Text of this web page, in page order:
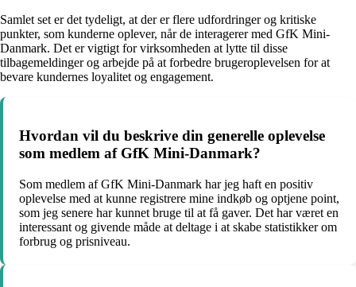
Samlet set er det tydeligt, at der er flere udfordringer og kritiske
punkter, som kunderne oplever, når de interagerer med GfK Mini-
Danmark. Det er vigtigt for virksomheden at lytte til disse
tilbagemeldinger og arbejde på at forbedre brugeroplevelsen for at
bevare kundernes loyalitet og engagement.
Hvordan vil du beskrive din generelle oplevelse
som medlem af GfK Mini-Danmark?
Som medlem af GfK Mini-Danmark har jeg haft en positiv
oplevelse med at kunne registrere mine indkøb og optjene point,
som jeg senere har kunnet bruge til at få gaver. Det har været en
interessant og givende måde at deltage i at skabe statistikker om
forbrug og prisniveau.